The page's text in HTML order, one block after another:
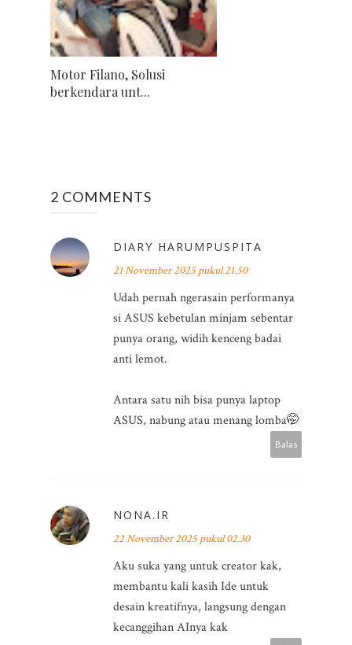
Motor Filano, Solusi
berkendara unt...
2 COMMENTS
DIARY HARUMPUSPITA
21 November 2025 pukul 21.50
Udah pernah ngerasain performanya
si ASUS kebetulan minjam sebentar
punya orang, widih kenceng badai
anti lemot.
Antara satu nih bisa punya laptop
ASUS, nabung atau menang lomba🤭
Balas
NONA.IR
22 November 2025 pukul 02.30
Aku suka yang untuk creator kak,
membantu kali kasih Ide untuk
desain kreatifnya, langsung dengan
kecanggihan AInya kak